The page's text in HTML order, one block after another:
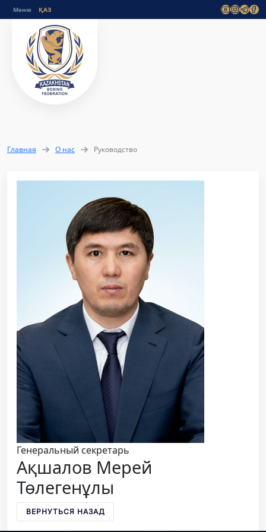
Меню
Главная О нас Руководство
Генеральный секретарь
Ақшалов Мерей
Төлегенұлы
ВЕРНУТЬСЯ НАЗАД